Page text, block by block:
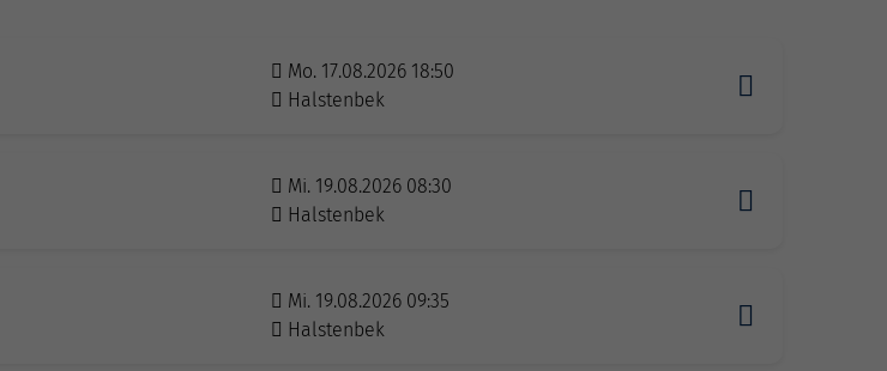
Mo. 17.08.2026 18:50
Halstenbek
Mi. 19.08.2026 08:30
Halstenbek
Mi. 19.08.2026 09:35
Halstenbek